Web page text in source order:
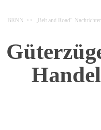
BRNN >> „Belt and Road“-